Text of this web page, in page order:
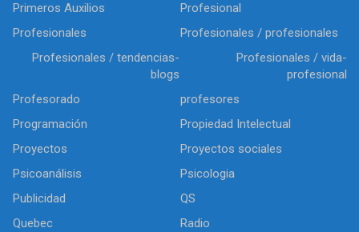
Primeros Auxilios
Profesional
Profesionales
Profesionales / profesionales
Profesionales / tendencias-
blogs
Profesionales / vida-
profesional
Profesorado
profesores
Programación
Propiedad Intelectual
Proyectos
Proyectos sociales
Psicoanálisis
Psicologia
Publicidad
QS
Quebec
Radio